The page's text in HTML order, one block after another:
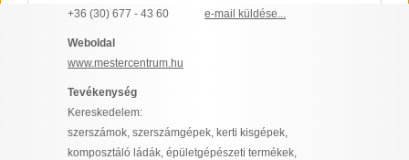
I want to allow Google to enable storage
related to security, including authentication
functionality and fraud prevention, and other
CONFIRM
+36 (30) 677 - 43 60
e-mail küldése...
Weboldal
www.mestercentrum.hu
Tevékenység
Kereskedelem:
szerszámok, szerszámgépek, kerti kisgépek,
komposztáló ládák, épületgépészeti termékek,